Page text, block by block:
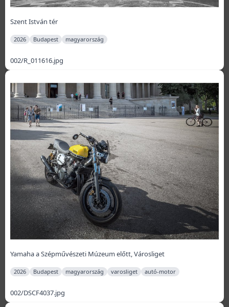
Szent István tér
2026 Budapest magyarország
002/R_011616.jpg
Yamaha a Szépművészeti Múzeum előtt, Városliget
2026 Budapest magyarország varosliget autó-motor
002/DSCF4037.jpg